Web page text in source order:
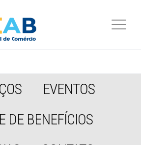
EVENTOS
DE BENEFÍCIOS